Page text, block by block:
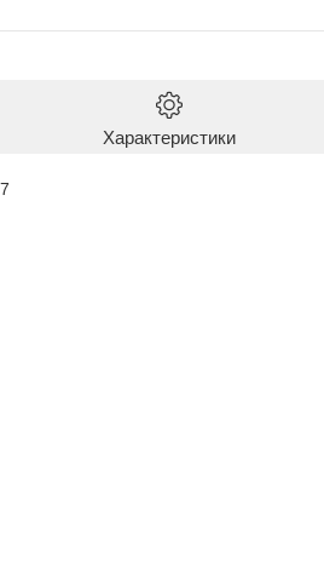
Характеристики